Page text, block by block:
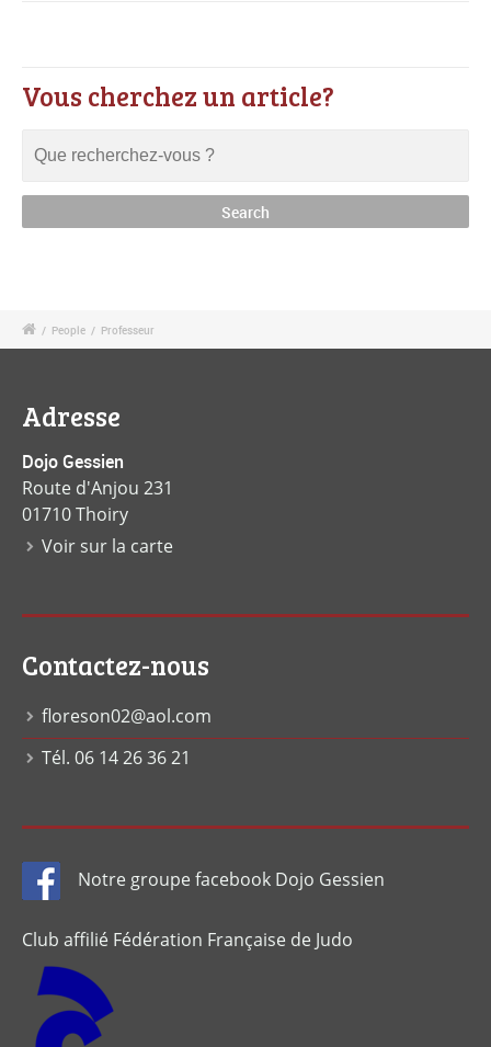
Vous cherchez un article?
/ People / Professeur
Adresse
Dojo Gessien
Route d'Anjou 231
01710 Thoiry
Voir sur la carte
Contactez-nous
floreson02@aol.com
Tél. 06 14 26 36 21
Notre groupe facebook Dojo Gessien
Club affilié Fédération Française de Judo